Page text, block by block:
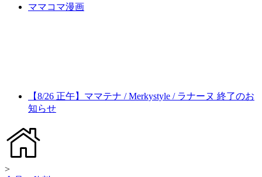
ママコマ漫画
【8/26 正午】ママテナ / Merkystyle / ラナーヌ 終了のお
知らせ
>